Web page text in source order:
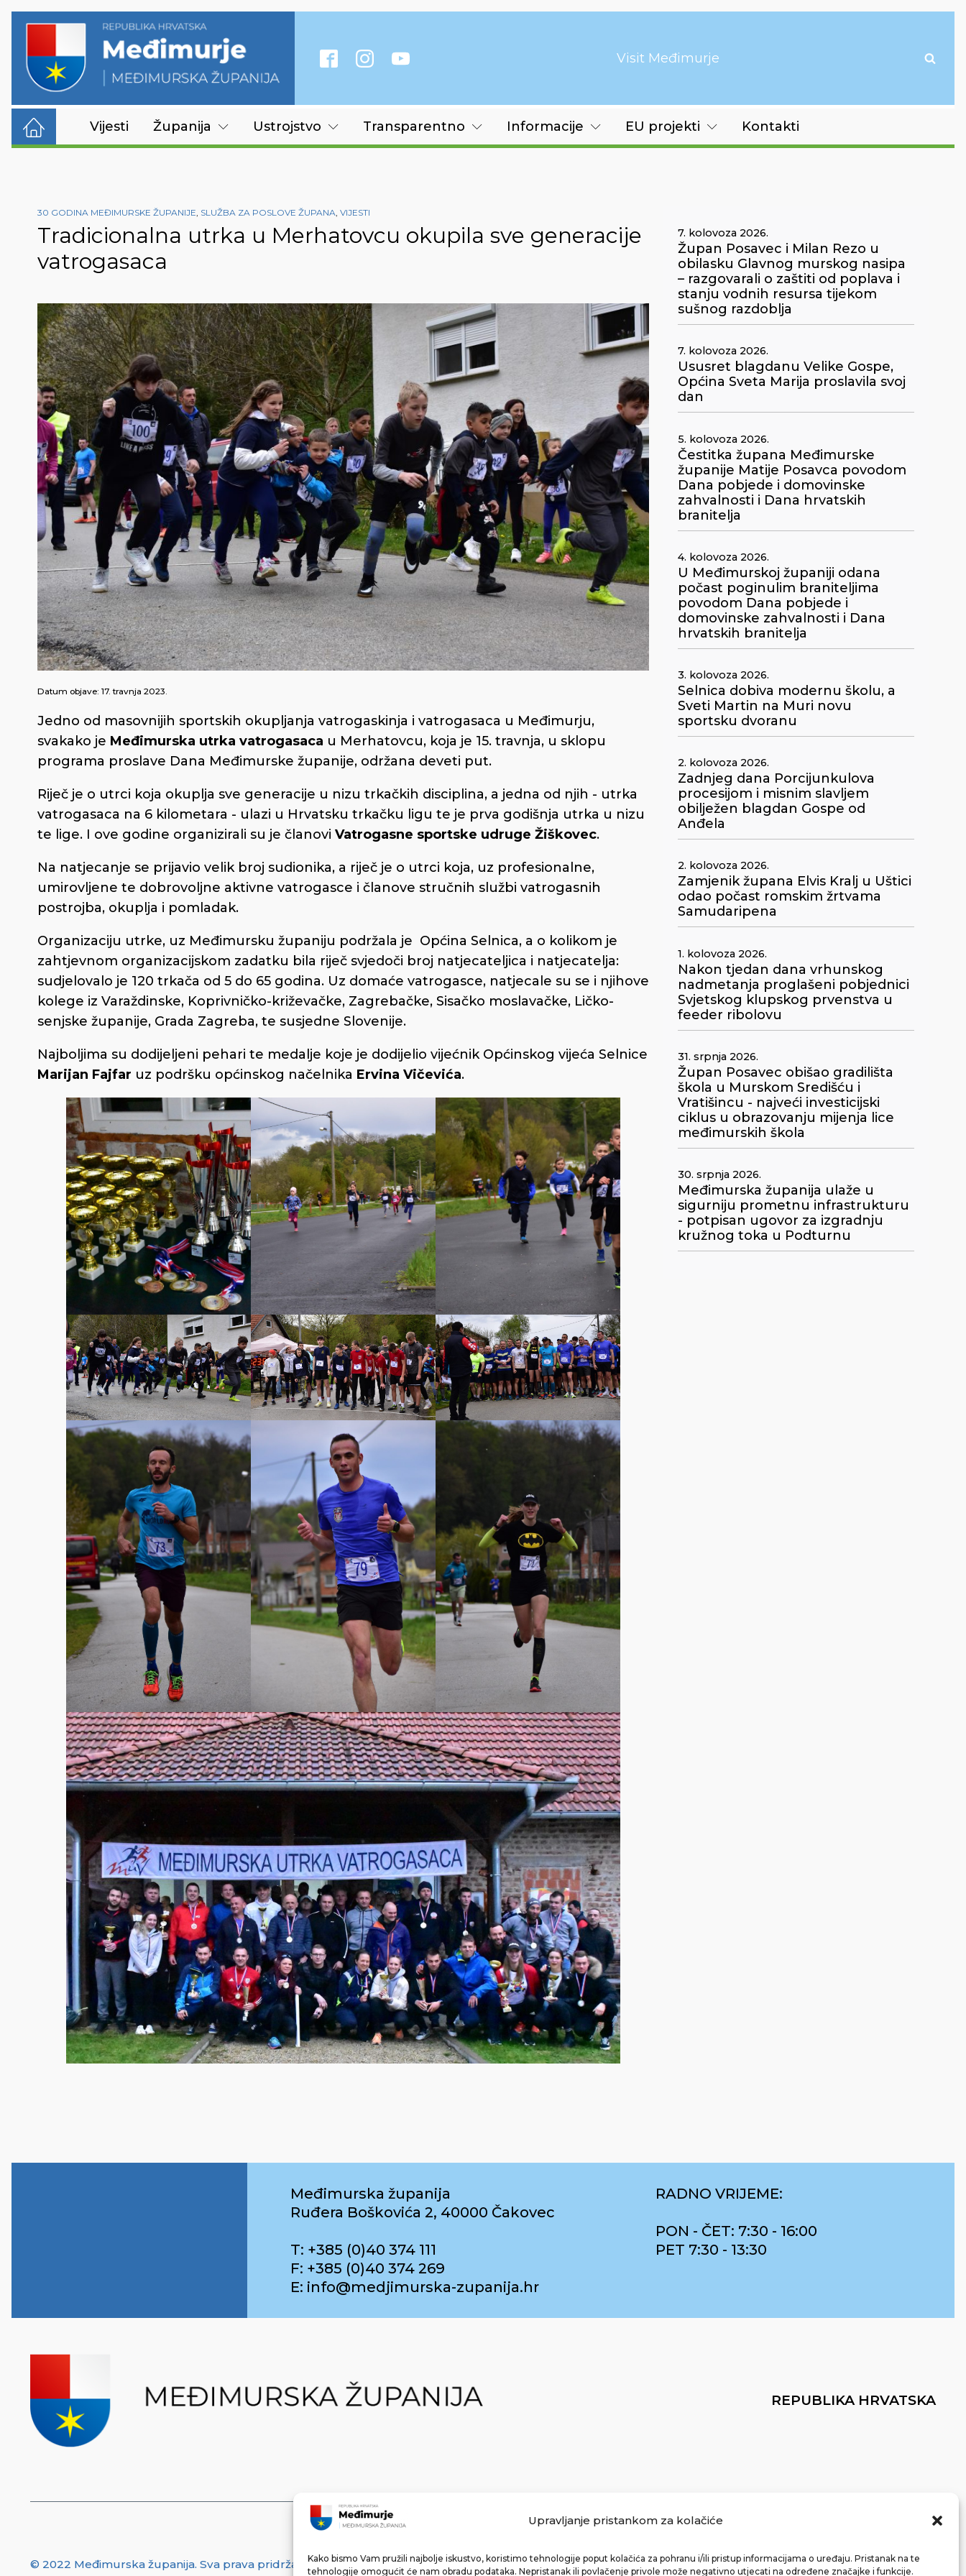
Upravljanje pristankom za kolačiće
Kako bismo Vam pružili najbolje iskustvo, koristimo tehnologije poput kolačića za pohranu i/ili pristup informacijama o uređaju. Pristanak na te
tehnologije omogućit će nam obradu podataka. Nepristanak ili povlačenje privole može negativno utjecati na određene značajke i funkcije.
Visit Međimurje
Vijesti Županija Ustrojstvo Transparentno Informacije EU projekti Kontakti
30 GODINA MEĐIMURSKE ŽUPANIJE, SLUŽBA ZA POSLOVE ŽUPANA, VIJESTI
Tradicionalna utrka u Merhatovcu okupila sve generacije
vatrogasaca
Datum objave: 17. travnja 2023.
Jedno od masovnijih sportskih okupljanja vatrogaskinja i vatrogasaca u Međimurju,
svakako je Međimurska utrka vatrogasaca u Merhatovcu, koja je 15. travnja, u sklopu
programa proslave Dana Međimurske županije, održana deveti put.
Riječ je o utrci koja okuplja sve generacije u nizu trkačkih disciplina, a jedna od njih - utrka
vatrogasaca na 6 kilometara - ulazi u Hrvatsku trkačku ligu te je prva godišnja utrka u nizu
te lige. I ove godine organizirali su je članovi Vatrogasne sportske udruge Žiškovec.
Na natjecanje se prijavio velik broj sudionika, a riječ je o utrci koja, uz profesionalne,
umirovljene te dobrovoljne aktivne vatrogasce i članove stručnih službi vatrogasnih
postrojba, okuplja i pomladak.
Organizaciju utrke, uz Međimursku županiju podržala je Općina Selnica, a o kolikom je
zahtjevnom organizacijskom zadatku bila riječ svjedoči broj natjecateljica i natjecatelja:
sudjelovalo je 120 trkača od 5 do 65 godina. Uz domaće vatrogasce, natjecale su se i njihove
kolege iz Varaždinske, Koprivničko-križevačke, Zagrebačke, Sisačko moslavačke, Ličko-
senjske županije, Grada Zagreba, te susjedne Slovenije.
Najboljima su dodijeljeni pehari te medalje koje je dodijelio vijećnik Općinskog vijeća Selnice
Marijan Fajfar uz podršku općinskog načelnika Ervina Vičevića.
7. kolovoza 2026.
Župan Posavec i Milan Rezo u
obilasku Glavnog murskog nasipa
– razgovarali o zaštiti od poplava i
stanju vodnih resursa tijekom
sušnog razdoblja
7. kolovoza 2026.
Ususret blagdanu Velike Gospe,
Općina Sveta Marija proslavila svoj
dan
5. kolovoza 2026.
Čestitka župana Međimurske
županije Matije Posavca povodom
Dana pobjede i domovinske
zahvalnosti i Dana hrvatskih
branitelja
4. kolovoza 2026.
U Međimurskoj županiji odana
počast poginulim braniteljima
povodom Dana pobjede i
domovinske zahvalnosti i Dana
hrvatskih branitelja
3. kolovoza 2026.
Selnica dobiva modernu školu, a
Sveti Martin na Muri novu
sportsku dvoranu
2. kolovoza 2026.
Zadnjeg dana Porcijunkulova
procesijom i misnim slavljem
obilježen blagdan Gospe od
Anđela
2. kolovoza 2026.
Zamjenik župana Elvis Kralj u Uštici
odao počast romskim žrtvama
Samudaripena
1. kolovoza 2026.
Nakon tjedan dana vrhunskog
nadmetanja proglašeni pobjednici
Svjetskog klupskog prvenstva u
feeder ribolovu
31. srpnja 2026.
Župan Posavec obišao gradilišta
škola u Murskom Središću i
Vratišincu - najveći investicijski
ciklus u obrazovanju mijenja lice
međimurskih škola
30. srpnja 2026.
Međimurska županija ulaže u
sigurniju prometnu infrastrukturu
- potpisan ugovor za izgradnju
kružnog toka u Podturnu
Međimurska županija
Ruđera Boškovića 2, 40000 Čakovec
T: +385 (0)40 374 111
F: +385 (0)40 374 269
E: info@medjimurska-zupanija.hr
RADNO VRIJEME:
PON - ČET: 7:30 - 16:00
PET 7:30 - 13:30
REPUBLIKA HRVATSKA
© 2022 Međimurska županija. Sva prava pridržana.Made with ❤ by bg & 3na3.